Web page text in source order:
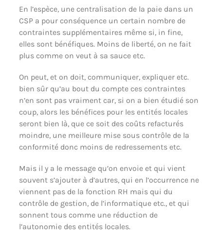
En l’espèce, une centralisation de la paie dans un
CSP a pour conséquence un certain nombre de
contraintes supplémentaires même si, in fine,
elles sont bénéfiques. Moins de liberté, on ne fait
plus comme on veut à sa sauce etc.
On peut, et on doit, communiquer, expliquer etc.
bien sûr qu’au bout du compte ces contraintes
n’en sont pas vraiment car, si on a bien étudié son
coup, alors les bénéfices pour les entités locales
seront bien là, que ce soit des coûts refacturés
moindre, une meilleure mise sous contrôle de la
conformité donc moins de redressements etc.
Mais il y a le message qu’on envoie et qui vient
souvent s’ajouter à d’autres, qui en l’occurrence ne
viennent pas de la fonction RH mais qui du
contrôle de gestion, de l’informatique etc., et qui
sonnent tous comme une réduction de
l’autonomie des entités locales.